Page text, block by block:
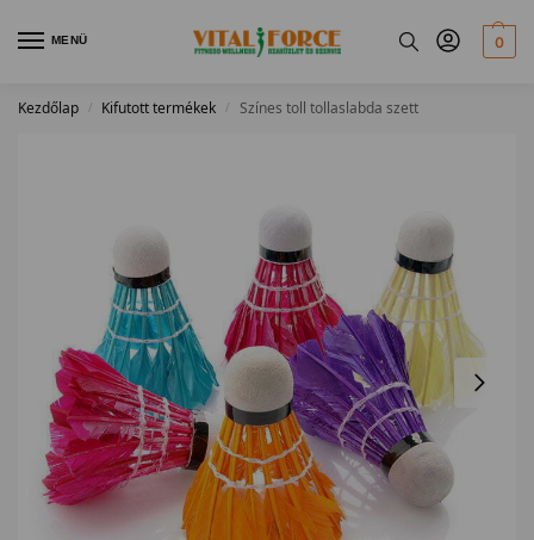
MENÜ 0
Kezdőlap / Kifutott termékek / Színes toll tollaslabda szett